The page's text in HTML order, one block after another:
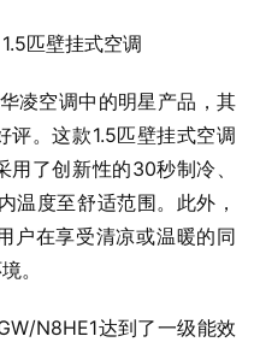
匹壁挂式空调
凌空调中的明星产品，其
评。这款1.5匹壁挂式空调
了创新性的30秒制冷、
温度至舒适范围。此外，
户在享受清凉或温暖的同
。
N8HE1达到了一级能效